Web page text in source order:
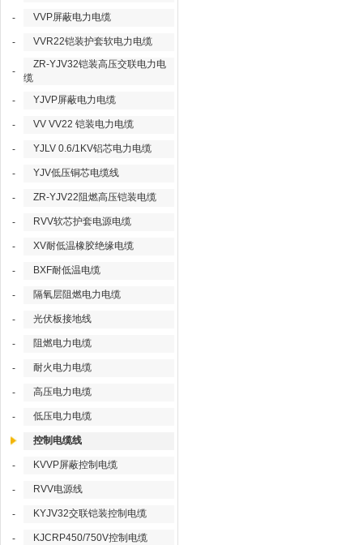
- VVP屏蔽电力电缆
- VVR22铠装护套软电力电缆
-
ZR-YJV32铠装高压交联电力电
缆
-
YJVP屏蔽电力电缆
- VV VV22 铠装电力电缆
- YJLV 0.6/1KV铝芯电力电缆
- YJV低压铜芯电缆线
- ZR-YJV22阻燃高压铠装电缆
- RVV软芯护套电源电缆
- XV耐低温橡胶绝缘电缆
- BXF耐低温电缆
- 隔氧层阻燃电力电缆
- 光伏板接地线
- 阻燃电力电缆
- 耐火电力电缆
- 高压电力电缆
- 低压电力电缆
控制电缆线
- KVVP屏蔽控制电缆
- RVV电源线
- KYJV32交联铠装控制电缆
- KJCRP450/750V控制电缆